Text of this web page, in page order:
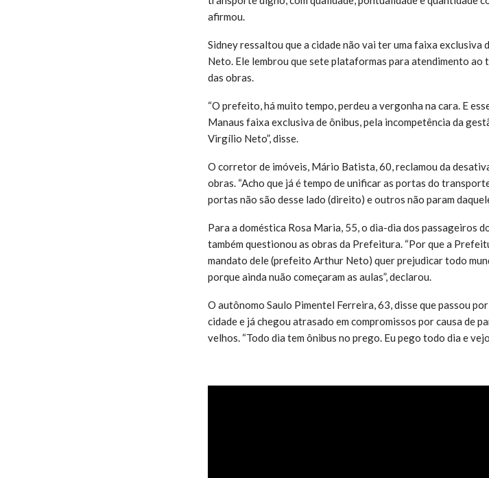
afirmou.
Sidney ressaltou que a cidade não vai ter uma faixa
Neto. Ele lembrou que sete plataformas para atendimento
das obras.
“O prefeito, há muito tempo, perdeu a vergonha na cara. E
Manaus faixa exclusiva de ônibus, pela incompetência da
Virgílio Neto”, disse.
O corretor de imóveis, Mário Batista, 60, reclamou da
obras. “Acho que já é tempo de unificar as portas do
portas não são desse lado (direito) e outros não param
Para a doméstica Rosa Maria, 55, o dia-dia dos passageiros
também questionou as obras da Prefeitura. “Por que a
mandato dele (prefeito Arthur Neto) quer prejudicar todo
porque ainda nuão começaram as aulas”, declarou.
O autônomo Saulo Pimentel Ferreira, 63, disse que passou
cidade e já chegou atrasado em compromissos por causa de
velhos. “Todo dia tem ônibus no prego. Eu pego todo dia e